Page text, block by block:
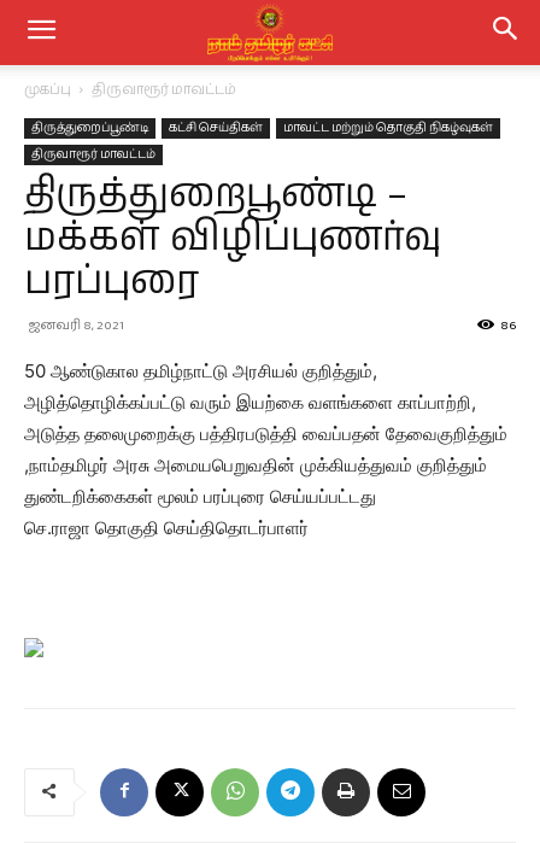
முகப்பு திருவாரூர் மாவட்டம்
திருத்துறைப்பூண்டி கட்சி செய்திகள்
மாவட்ட மற்றும் தொகுதி நிகழ்வுகள்
திருவாரூர் மாவட்டம்
திருத்துறைபூண்டி –
மக்கள் விழிப்புணர்வு
பரப்புரை
ஜனவரி 8, 2021 86
50 ஆண்டுகால தமிழ்நாட்டு அரசியல் குறித்தும்,
அழித்தொழிக்கப்பட்டு வரும் இயற்கை வளங்களை காப்பாற்றி,
அடுத்த தலைமுறைக்கு பத்திரபடுத்தி வைப்பதன் தேவைகுறித்தும்
,நாம்தமிழர் அரசு அமையபெறுவதின் முக்கியத்துவம் குறித்தும்
துண்டறிக்கைகள் மூலம் பரப்புரை செய்யப்பட்டது
செ.ராஜா தொகுதி செய்திதொடர்பாளர்